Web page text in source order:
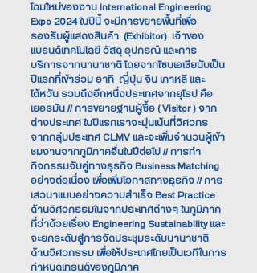
โฉมใหม่ของงาน International Engineering
Expo 2024 ในปีนี้ จะมีการขยายพื้นที่เพื่อ
รองรับผู้แสดงสินค้า (Exhibitor) เจ้าของ
แบรนด์เทคโนโลยี วัสดุ อุปกรณ์ และการ
บริการจากนานาชาติ โดยจากโซนเอเชียนับเป็น
ปีแรกที่เข้าร่วม อาทิ ญี่ปุ่น จีน เกาหลี และ
ไต้หวัน รวมถึงอีกหนึ่งประเทศจากยุโรป คือ
เยอรมัน // การขยายฐานผู้ซื้อ ( Visitor ) จาก
ต่างประเทศ ในปีแรกเราจะมุ่นเน้นที่วิศวกร
จากกลุ่มประเทศ CLMV และจะเพิ่มจำนวนผู้เข้า
ชมงานจากภูมิภาคอื่นในปีต่อไป // การทำ
กิจกรรมจับคู่ทางธุรกิจ Business Matching
อย่างต่อเนื่อง เพื่อเพิ่มโอกาสทางธุรกิจ // การ
เสวนาแบบอย่างความสำเร็จ Best Practice
ด้านวิศวกรรมในจากประเทศต่างๆ ในภูมิภาค
ที่ว่าด้วยเรื่อง Engineering Sustainability และ
จะยกระดับสู่การจัดประชุมระดับนานาชาติ
ด้านวิศวกรรม เพื่อให้ประเทศไทยเป็นเวทีในการ
กำหนดเทรนด์ของภูมิภาค